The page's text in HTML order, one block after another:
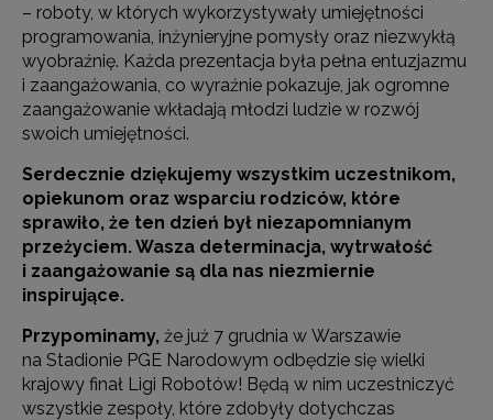
– roboty, w których wykorzystywały umiejętności
programowania, inżynieryjne pomysły oraz niezwykłą
wyobraźnię. Każda prezentacja była pełna entuzjazmu
i zaangażowania, co wyraźnie pokazuje, jak ogromne
zaangażowanie wkładają młodzi ludzie w rozwój
swoich umiejętności.
Serdecznie dziękujemy wszystkim uczestnikom,
opiekunom oraz wsparciu rodziców, które
sprawiło, że ten dzień był niezapomnianym
przeżyciem. Wasza determinacja, wytrwałość
i zaangażowanie są dla nas niezmiernie
inspirujące.
Przypominamy, że już 7 grudnia w Warszawie
na Stadionie PGE Narodowym odbędzie się wielki
krajowy finał Ligi Robotów! Będą w nim uczestniczyć
wszystkie zespoły, które zdobyły dotychczas